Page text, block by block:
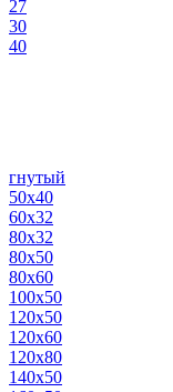
27
30
40
гнутый
50х40
60х32
80х32
80х50
80х60
100х50
120х50
120х60
120х80
140х50